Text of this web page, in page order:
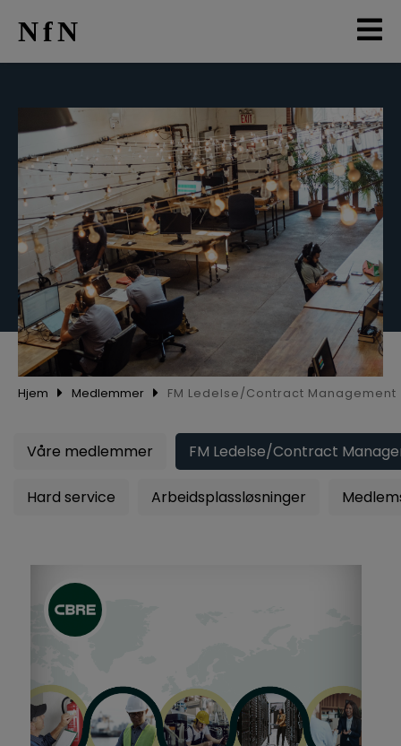
ARRANGEMENTER
NETTVERK
MEDLEMMER
OM OSS
NfN
Hjem Medlemmer FM Ledelse/Contract Management
Våre medlemmer FM Ledelse/Contract
Hard service Arbeidsplassløsninger